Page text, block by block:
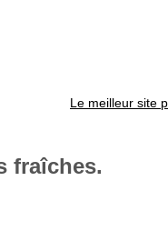
Le meilleur site
fraîches.